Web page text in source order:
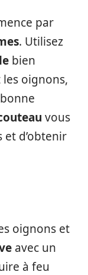
par
. Utilisez
bien
oignons,
vous
d’obtenir
oignons et
avec un
à feu